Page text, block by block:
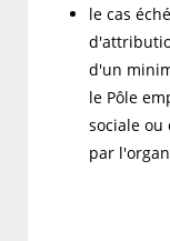
le cas
d'un
le Pôle
sociale
par